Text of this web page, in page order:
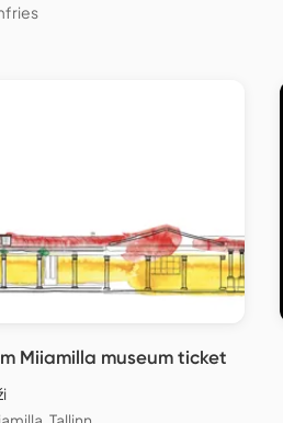
Miiamilla museum ticket